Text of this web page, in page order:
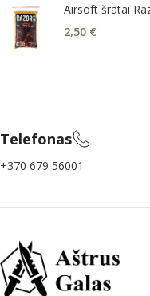
Airsoft šratai
2,50 €
Telefonas
+370 679 56001